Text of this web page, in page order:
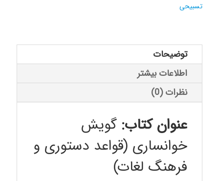
تسبیحی
توضیحات
اطلاعات بیشتر
نظرات (0)
عنوان کتاب: گویش
خوانساری (قواعد دستوری و
فرهنگ لغات)